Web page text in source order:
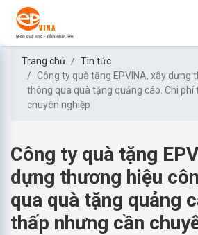
Trang chủ
Tin tức
Công ty quà tặng EPVINA, xây dựng
thông qua quà tặng quảng cáo. Chi phí
chuyên nghiệp
Công ty quà tặng
dựng thương hiệu
qua quà tặng quảng
thấp nhưng cần